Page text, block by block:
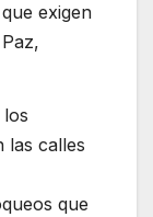
exigen
las calles
que